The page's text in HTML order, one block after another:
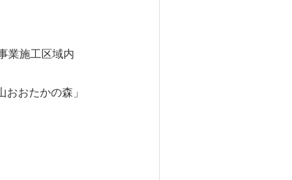
業施工区域内
おたかの森」